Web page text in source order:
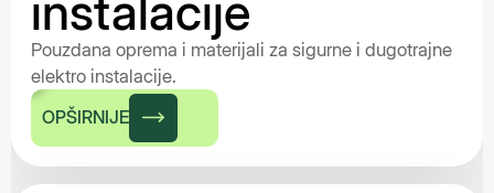
Pouzdana oprema i materijali za sigurne i dugotrajne
elektro instalacije.
OPŠIRNIJE